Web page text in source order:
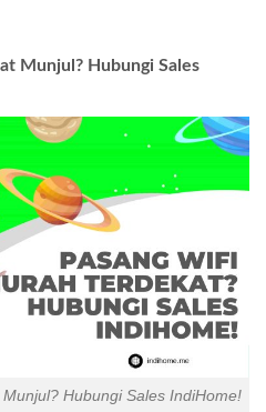
Munjul? Hubungi Sales
Hubungi Sales IndiHome!